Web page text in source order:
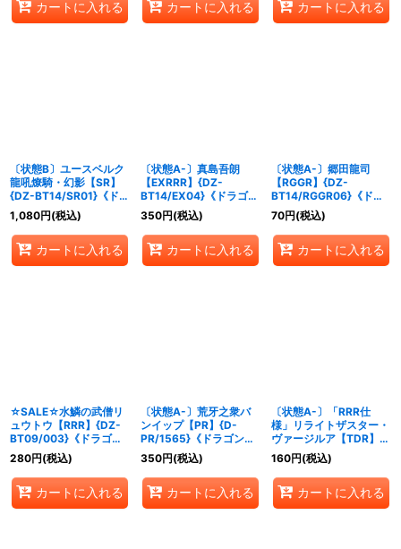
カートに入れる カートに入れる カートに入れる
〔状態B〕ユースベルク
龍吼燎騎・幻影【SR】
{DZ-BT14/SR01}《ドラ
ゴンエンパイア》
1,080円(税込)
カートに入れる
〔状態A-〕真島吾朗
【EXRRR】{DZ-
BT14/EX04}《ドラゴン
エンパイア》
350円(税込)
カートに入れる
〔状態A-〕郷田龍司
【RGGR】{DZ-
BT14/RGGR06}《ドラ
ゴンエンパイア》
70円(税込)
カートに入れる
☆SALE☆水鱗の武僧リ
ュウトウ【RRR】{DZ-
BT09/003}《ドラゴン
エンパイア》
280円(税込)
カートに入れる
〔状態A-〕荒牙之衆バ
ンイップ【PR】{D-
PR/1565}《ドラゴンエ
ンパイア》
350円(税込)
カートに入れる
〔状態A-〕「RRR仕
様」リライトザスター・
ヴァージルア【TDR】
{DZ-SS07/001R}《ド
ラゴンエンパイア》
160円(税込)
カートに入れる